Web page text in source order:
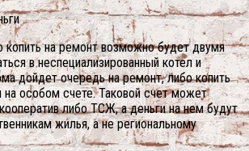
копить на ремонт возможно будет двумя
в неспециализированный котел и
дойдет очередь на ремонт, либо копить
особом счете. Таковой счет может
либо ТСЖ, а деньги на нем будут
жилья, а не региональному